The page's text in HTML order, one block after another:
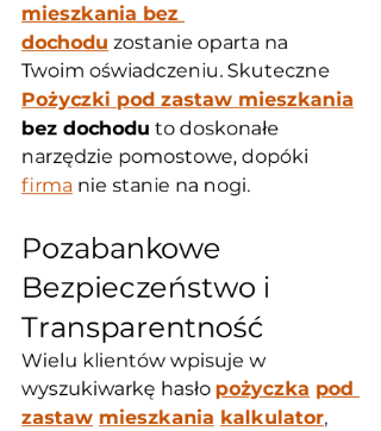
mieszkania bez
dochodu zostanie oparta na
Twoim oświadczeniu. Skuteczne
Pożyczki pod zastaw mieszkania
bez dochodu to doskonałe
narzędzie pomostowe, dopóki
firma nie stanie na nogi.
Pozabankowe
Bezpieczeństwo i
Transparentność
Wielu klientów wpisuje w
wyszukiwarkę hasło pożyczka pod
zastaw mieszkania kalkulator,